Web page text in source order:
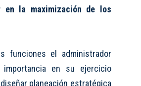
en la maximización de los
funciones el administrador
importancia en su ejercicio
planeación estratégica